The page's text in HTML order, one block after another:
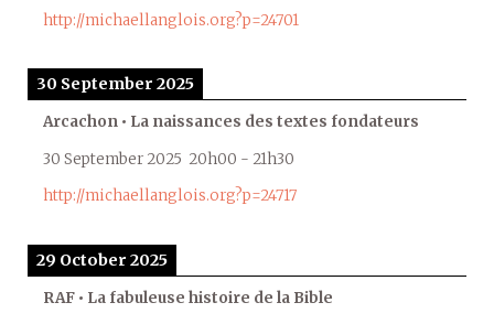
http://michaellanglois.org?p=24701
30 September 2025
Arcachon • La naissances des textes fondateurs
30 September 2025 20h00 - 21h30
http://michaellanglois.org?p=24717
29 October 2025
RAF • La fabuleuse histoire de la Bible